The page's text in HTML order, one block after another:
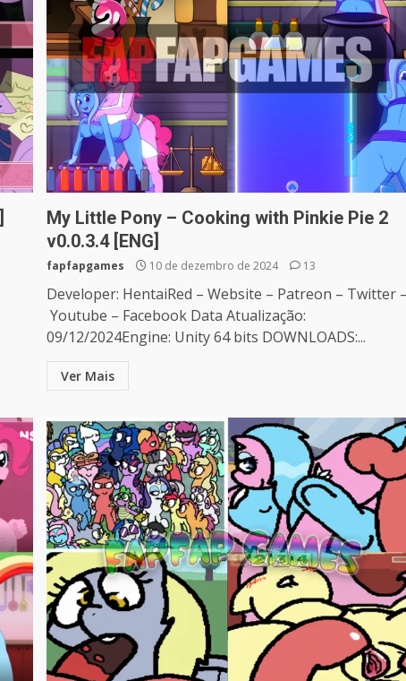
My Little Pony – Cooking with Pinkie Pie 2
v0.0.3.4 [ENG]
fapfapgames 10 de dezembro de 2024 13
Developer: HentaiRed – Website – Patreon – Twitter
Youtube – Facebook Data Atualização:
09/12/2024Engine: Unity 64 bits DOWNLOADS:...
Ver Mais